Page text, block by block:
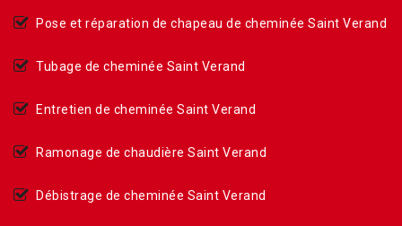
Pose et réparation de chapeau de cheminée Saint Verand
Tubage de cheminée Saint Verand
Entretien de cheminée Saint Verand
Ramonage de chaudière Saint Verand
Débistrage de cheminée Saint Verand